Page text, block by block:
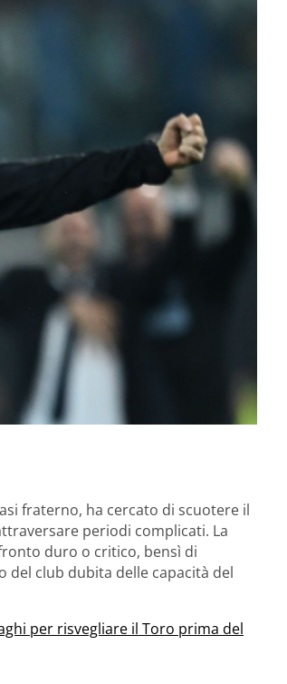
fraterno, ha cercato di scuotere il
periodi complicati. La
duro o critico, bensì di
del club dubita delle capacità del
per risvegliare il Toro prima del